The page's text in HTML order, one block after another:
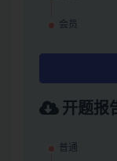
会员
开题报
普通